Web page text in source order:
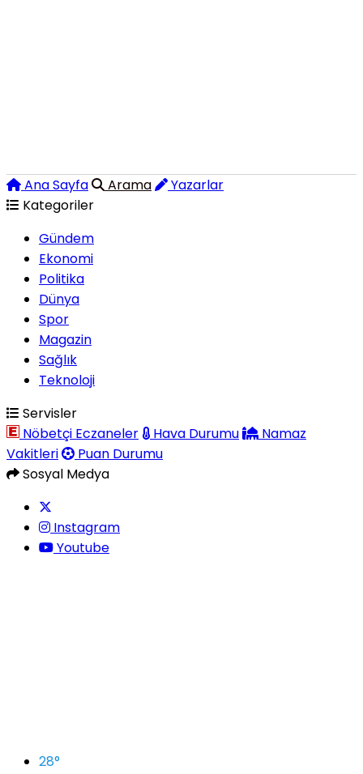
Ana Sayfa Arama
Yazarlar
Kategoriler
Gündem
Ekonomi
Politika
Dünya
Spor
Magazin
Sağlık
Teknoloji
Servisler
Nöbetçi Eczaneler
Hava Durumu
Namaz
Vakitleri
Puan Durumu
Sosyal Medya
Instagram
Youtube
28°